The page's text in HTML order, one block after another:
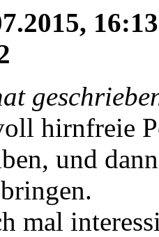
16:13
hirnfreie
und
mal